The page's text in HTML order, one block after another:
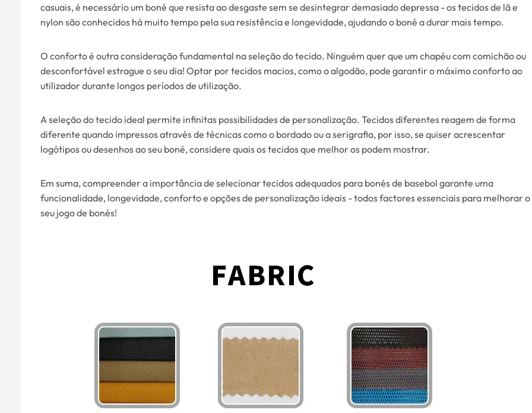
casuais, é necessário um boné que resista ao desgaste sem se desintegrar demasiado depressa - os tecidos de lã e
nylon são conhecidos há muito tempo pela sua resistência e longevidade, ajudando o boné a durar mais tempo.
O conforto é outra consideração fundamental na seleção do tecido. Ninguém quer que um chapéu com comichão ou
desconfortável estrague o seu dia! Optar por tecidos macios, como o algodão, pode garantir o máximo conforto ao
utilizador durante longos períodos de utilização.
A seleção do tecido ideal permite infinitas possibilidades de personalização. Tecidos diferentes reagem de forma
diferente quando impressos através de técnicas como o bordado ou a serigrafia, por isso, se quiser acrescentar
logótipos ou desenhos ao seu boné, considere quais os tecidos que melhor os podem mostrar.
Em suma, compreender a importância de selecionar tecidos adequados para bonés de basebol garante uma
funcionalidade, longevidade, conforto e opções de personalização ideais - todos factores essenciais para melhorar o
seu jogo de bonés!